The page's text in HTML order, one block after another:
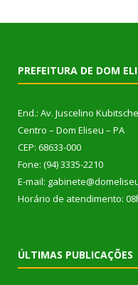
PREFEITURA DE DOM
End.: Av. Juscelino
Centro – Dom Eliseu – PA
CEP: 68633-000
Fone: (94) 3335-2210
E-mail:
Horário de atendimento:
ÚLTIMAS PUBLICAÇÕES